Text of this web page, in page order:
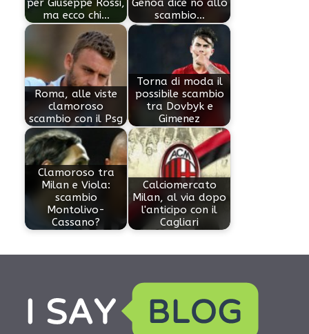
per Giuseppe Rossi,
ma ecco chi…
Genoa dice no allo
scambio…
Roma, alle viste
clamoroso
scambio con il Psg
Torna di moda il
possibile scambio
tra Dovbyk e
Gimenez
Clamoroso tra
Milan e Viola:
scambio
Montolivo-
Cassano?
Calciomercato
Milan, al via dopo
l'anticipo con il
Cagliari